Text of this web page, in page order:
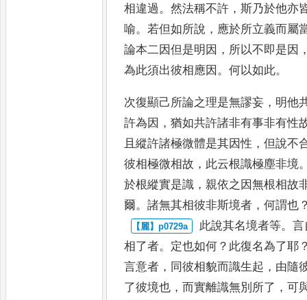
相違過。然法稱不許 ，斯乃於他亦
喻。若但如所說 ， 應於所立義而屬
論本二因但是明因 ， 所以不即是因
為此須出彼相應因 。何以如此。
次復顯己所論之理是無謬妄 ， 明他
許為因 ，猶如共許諸非有事非有性
且縱許諸極微體是其因性 ，但說不
彼相極微相故 ， 此云根識極塵非境
於根縱實是識 ，親依之因無根相故
爾。諸無其相彼非斯境者 ，何謂也
此說其名境者等。言
相了者。 定也如何 ？ 此復名為了耶
言意者 ， 同彼相貌而識生起 ， 由隨
了彼境也 ，而實離識無別所了 ，可